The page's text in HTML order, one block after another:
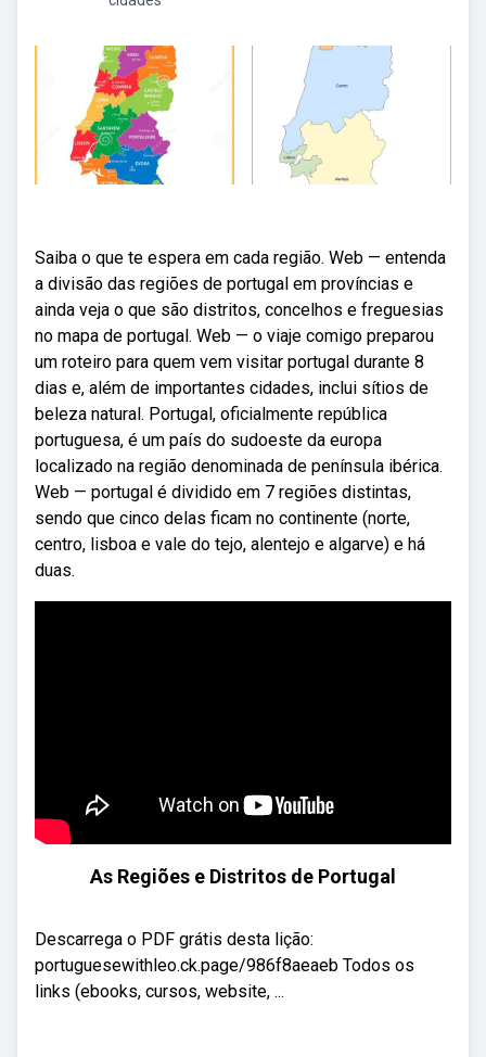
Saiba o que te espera em cada região. Web — entenda
a divisão das regiões de portugal em províncias e
ainda veja o que são distritos, concelhos e freguesias
no mapa de portugal. Web — o viaje comigo preparou
um roteiro para quem vem visitar portugal durante 8
dias e, além de importantes cidades, inclui sítios de
beleza natural. Portugal, oficialmente república
portuguesa, é um país do sudoeste da europa
localizado na região denominada de península ibérica.
Web — portugal é dividido em 7 regiões distintas,
sendo que cinco delas ficam no continente (norte,
centro, lisboa e vale do tejo, alentejo e algarve) e há
duas.
As Regiões e Distritos de Portugal
Descarrega o PDF grátis desta lição:
portuguesewithleo.ck.page/986f8aeaeb Todos os
links (ebooks, cursos, website, ...